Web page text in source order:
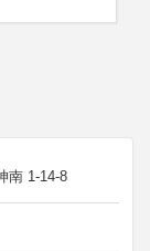
南 1-14-8